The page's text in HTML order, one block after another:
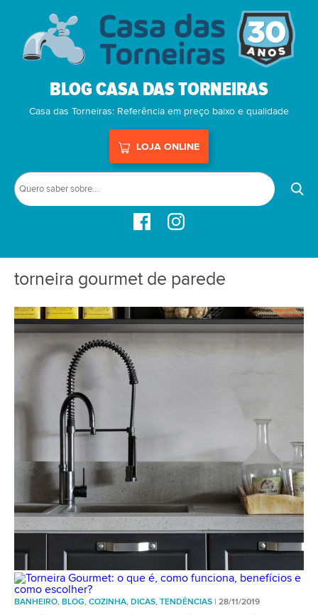
BLOG CASA DAS TORNEIRAS
Casa das Torneiras: Referência em preço baixo e qualidade
LOJA ONLINE
torneira gourmet de parede
BANHEIRO, BLOG, COZINHA, DICAS, TENDÊNCIAS | 28/11/2019